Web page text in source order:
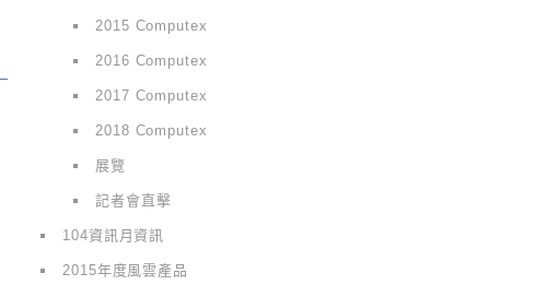
2015 Computex
2016 Computex
2017 Computex
2018 Computex
展覽
記者會直擊
104資訊月資訊
2015年度風雲產品